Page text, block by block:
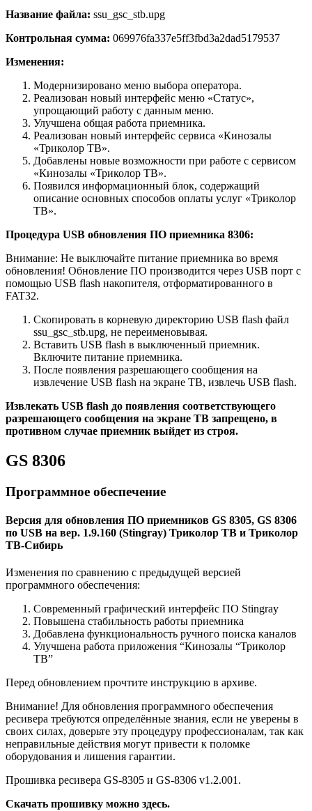
Название файла: ssu_gsc_stb.upg
Контрольная сумма: 069976fa337e5ff3fbd3a2dad5179537
Изменения:
Модернизировано меню выбора оператора.
Реализован новый интерфейс меню «Статус»,
упрощающий работу с данным меню.
Улучшена общая работа приемника.
Реализован новый интерфейс сервиса «Кинозалы
«Триколор ТВ».
Добавлены новые возможности при работе с сервисом
«Кинозалы «Триколор ТВ».
Появился информационный блок, содержащий
описание основных способов оплаты услуг «Триколор
ТВ».
Процедура USB обновления ПО приемника 8306:
Внимание: Не выключайте питание приемника во время
обновления! Обновление ПО производится через USB порт с
помощью USB flash накопителя, отформатированного в
FAT32.
Скопировать в корневую директорию USB flash файл
ssu_gsc_stb.upg, не переименовывая.
Вставить USB flash в выключенный приемник.
Включите питание приемника.
После появления разрешающего сообщения на
извлечение USB flash на экране ТВ, извлечь USB flash.
Извлекать USB flash до появления соответствующего
разрешающего сообщения на экране ТВ запрещено, в
противном случае приемник выйдет из строя.
GS 8306
Программное обеспечение
Версия для обновления ПО приемников GS 8305, GS 8306
по USB на вер. 1.9.160 (Stingray) Триколор ТВ и Триколор
ТВ-Сибирь
Изменения по сравнению с предыдущей версией
программного обеспечения:
Современный графический интерфейс ПО Stingray
Повышена стабильность работы приемника
Добавлена функциональность ручного поиска каналов
Улучшена работа приложения “Кинозалы “Триколор
ТВ”
Перед обновлением прочтите инструкцию в архиве.
Внимание! Для обновления программного обеспечения
ресивера требуются определённые знания, если не уверены в
своих силах, доверьте эту процедуру профессионалам, так как
неправильные действия могут привести к поломке
оборудования и лишения гарантии.
Прошивка ресивера GS-8305 и GS-8306 v1.2.001.
Скачать прошивку можно здесь.